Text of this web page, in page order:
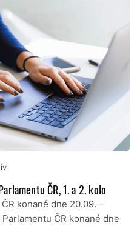
ČR, 1. a 2. kolo
konané dne 20.09. –
ČR konané dne